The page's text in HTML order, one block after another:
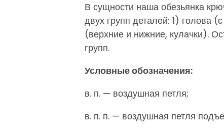
В сущности наша обезьянка
двух групп деталей: 1) голова
(верхние и нижние, кулачки).
групп.
Условные обозначения:
в. п. — воздушная петля;
в. п. п. — воздушная петля